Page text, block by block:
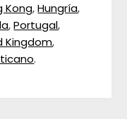
Kong,Hungría,
,Portugal,
Kingdom,
.